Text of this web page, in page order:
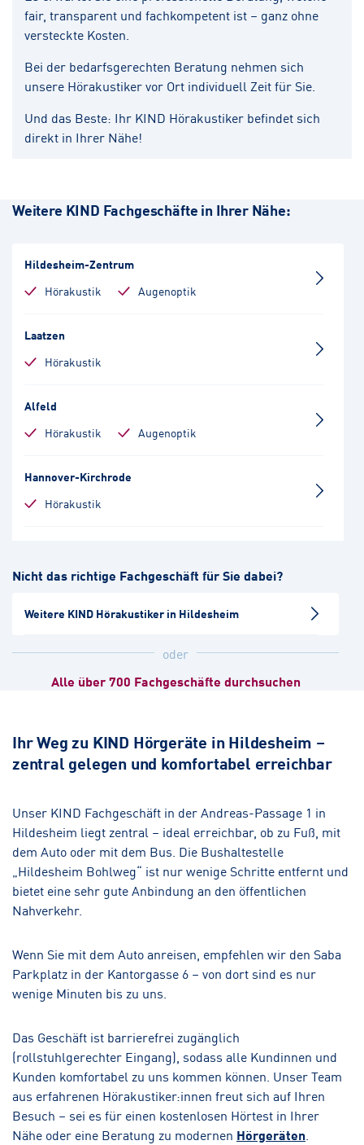
fair, transparent und fachkompetent ist – ganz ohne
versteckte Kosten.
Bei der bedarfsgerechten Beratung nehmen sich
unsere Hörakustiker vor Ort individuell Zeit für Sie.
Und das Beste: Ihr KIND Hörakustiker befindet sich
direkt in Ihrer Nähe!
Weitere KIND Fachgeschäfte in Ihrer Nähe:
Hildesheim-Zentrum
Hörakustik
Augenoptik
Laatzen
Hörakustik
Alfeld
Hörakustik
Augenoptik
Hannover-Kirchrode
Hörakustik
Hörakustik
Salzgitter-Lebenstedt
Hannover-Kleefeld
Peine-Innenstadt
Hannover-Misburg
Hörakustik
Augenoptik
Nicht das richtige Fachgeschäft für Sie dabei?
Weitere KIND Hörakustiker in Hildesheim
oder
Alle über 700 Fachgeschäfte durchsuchen
Ihr Weg zu KIND Hörgeräte in Hildesheim –
zentral gelegen und komfortabel erreichbar
Unser KIND Fachgeschäft in der Andreas-Passage 1 in
Hildesheim liegt zentral – ideal erreichbar, ob zu Fuß, mit
dem Auto oder mit dem Bus. Die Bushaltestelle
„Hildesheim Bohlweg“ ist nur wenige Schritte entfernt und
bietet eine sehr gute Anbindung an den öffentlichen
Nahverkehr.
Wenn Sie mit dem Auto anreisen, empfehlen wir den Saba
Parkplatz in der Kantorgasse 6 – von dort sind es nur
wenige Minuten bis zu uns.
Das Geschäft ist barrierefrei zugänglich
(rollstuhlgerechter Eingang), sodass alle Kundinnen und
Kunden komfortabel zu uns kommen können. Unser Team
aus erfahrenen Hörakustiker:innen freut sich auf Ihren
Besuch – sei es für einen kostenlosen Hörtest in Ihrer
Nähe oder eine Beratung zu modernen Hörgeräten